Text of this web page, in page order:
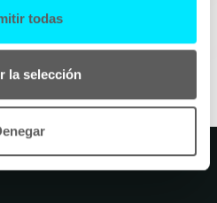
todas
la selección
Enviar